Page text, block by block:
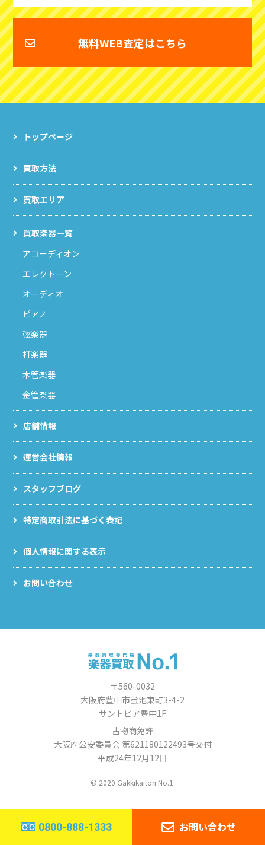
無料WEB査定はこちら
トップページ
買取方法
買取エリア
買取楽器一覧
アコーディオン
エレクトーン
オーディオ
ピアノ
弦楽器
打楽器
木管楽器
金管楽器
店舗情報
運営会社情報
スタッフブログ
特定商取引法に基づく表記
個人情報に関する表示
お問い合わせ
〒560-0032
大阪府豊中市蛍池東町3-4-2
サントピア豊中1F
古物商免許
大阪府公安委員会 第621180122493号交付
平成24年12月12日
© 2020 Gakkikaitori No.1.
0800-888-1333 お問い合わせ